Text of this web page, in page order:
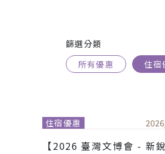
篩選分類
所有優惠
住宿
住宿優惠 2026
【2026 臺灣文博會 - 新